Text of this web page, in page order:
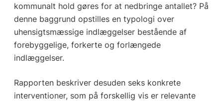
kommunalt hold gøres for at nedbringe antallet? På
denne baggrund opstilles en typologi over
uhensigtsmæssige indlæggelser bestående af
forebyggelige, forkerte og forlængede
indlæggelser.
Rapporten beskriver desuden seks konkrete
interventioner, som på forskellig vis er relevante